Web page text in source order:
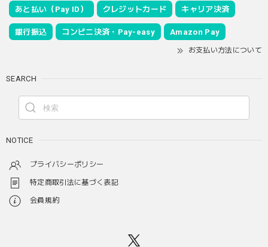
あと払い（Pay ID） クレジットカード キャリア決済
銀行振込 コンビニ決済・Pay-easy Amazon Pay
お支払い方法について
SEARCH
NOTICE
プライバシーポリシー
特定商取引法に基づく表記
会員規約